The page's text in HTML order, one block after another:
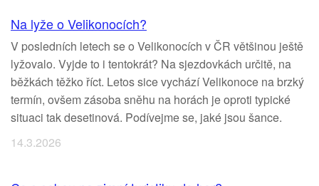
Na lyže o Velikonocích?
V posledních letech se o Velikonocích v ČR většinou ještě
lyžovalo. Vyjde to i tentokrát? Na sjezdovkách určitě, na
běžkách těžko říct. Letos sice vychází Velikonoce na brzký
termín, ovšem zásoba sněhu na horách je oproti typické
situaci tak desetinová. Podívejme se, jaké jsou šance.
14.3.2026